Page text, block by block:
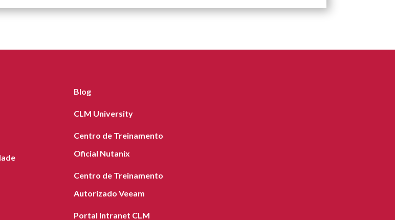
Blog
CLM University
Centro de Treinamento
Oficial Nutanix
Centro de Treinamento
Autorizado Veeam
Portal Intranet CLM